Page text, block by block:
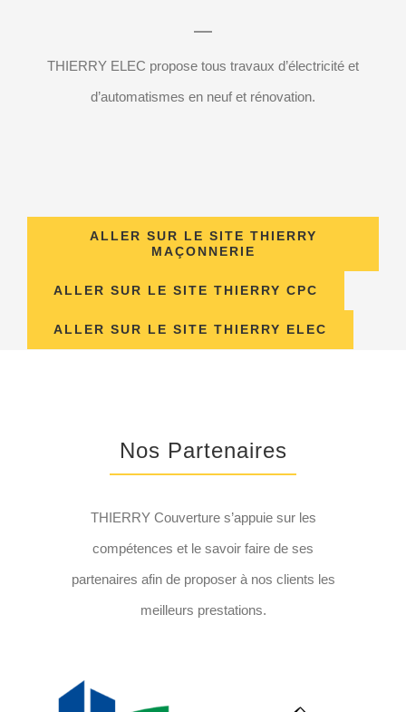
THIERRY ELEC propose tous travaux d’électricité et
d’automatismes en neuf et rénovation.
ALLER SUR LE SITE THIERRY
MAÇONNERIE
ALLER SUR LE SITE THIERRY CPC
ALLER SUR LE SITE THIERRY ELEC
Nos Partenaires
THIERRY Couverture s’appuie sur les
compétences et le savoir faire de ses
partenaires afin de proposer à nos clients les
meilleurs prestations.